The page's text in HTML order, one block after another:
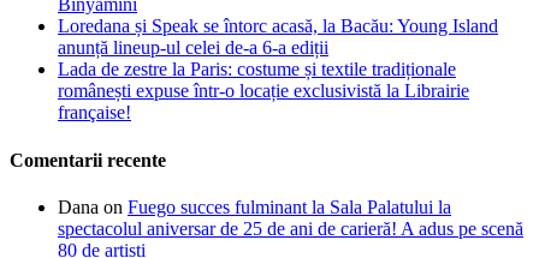
Binyamini
Loredana și Speak se întorc acasă, la Bacău: Young Island
anunță lineup-ul celei de-a 6-a ediții
Lada de zestre la Paris: costume și textile tradiționale
românești expuse într-o locație exclusivistă la Librairie
française!
Comentarii recente
Dana on Fuego succes fulminant la Sala Palatului la
spectacolul aniversar de 25 de ani de carieră! A adus pe scenă
80 de artiști